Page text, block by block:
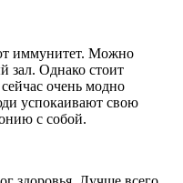
иммунитет. Можно
зал. Однако стоит
очень модно
успокаивают свою
с собой.